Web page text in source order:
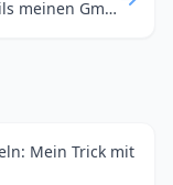
Null im Postfach: Wie temporäre E-Mails meinen Gmail-Chaos ein Ende setzen
Mein Trick mit